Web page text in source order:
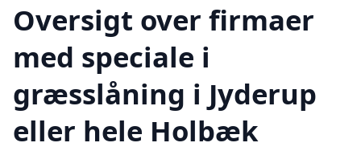
Oversigt over firmaer
med speciale i
græsslåning i Jyderup
eller hele Holbæk